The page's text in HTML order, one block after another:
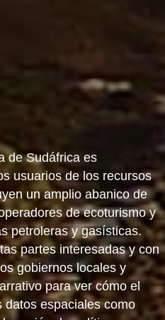
de Sudáfrica es
usuarios de los recursos
un amplio abanico de
de ecoturismo y
petroleras y gasísticas.
partes interesadas y con
gobiernos locales y
para ver cómo el
datos espaciales como